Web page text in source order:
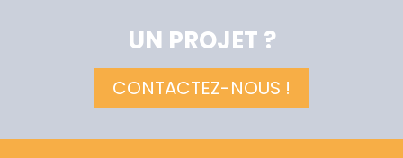
UN PROJET ?
CONTACTEZ-NOUS !